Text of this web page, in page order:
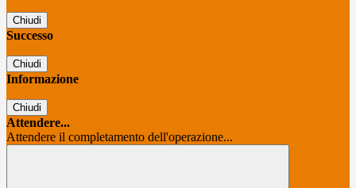
Chiudi
Successo
Chiudi
Informazione
Chiudi
Attendere...
Attendere il completamento dell'operazione...